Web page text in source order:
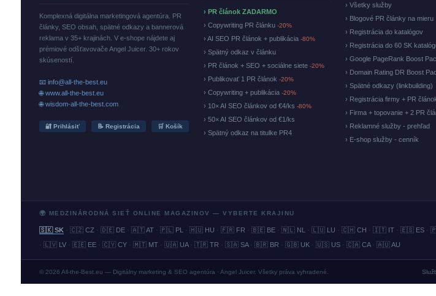
Komplexná digitálna marketingová agentúra. PR
články, SEO obsah, spätné odkazy a bannerová
reklama v 35+ krajinách. V e-shope nájdete aj
prémiové odšťavovače Angel Juicer. 30+ rokov
skúseností.
📧 info@all-the-best.eu
🌐 www.all-the-best.eu
🌐 wisdom-all-the-best.com
🔐 Prihlásiť 📝 Registrácia 🛒 Košík
› PR článok ZADARMO
› Copywriting PR článku -20%
› AI SEO PR článok + publikácia -80%
› Spätný odkaz v článku
› PR článok + SEO + sociálne siete -20%
› Publikovať 1 PR článok -20%
› Copywriting + publikácia -20%
› 10× AI SEO článkov od €4/ks -80%
› 50× AI SEO článkov od €1/ks
› Spätný odkaz na titulke PR4
› Všetky služby
› Blogové PR články na mieru
› Registrácia do katalógov
› Registrácia do 60 SK
› Google PageRank Boost
› Domain Rating DR Boost
› Spätné odkazy (linkbuilding)
› Registrácia firmy + PR
› Firma + topovanie + 2 PR
› Reklamné služby - prehľad
› E-shop služby - cenník
🌍 MEDZINÁRODNÁ SIEŤ ONLINE MAGAZINOV — VYBERTE KRAJINU
🇸🇰 SK · 🇨🇿 CZ · 🇩🇪 DE · 🇦🇹 AT · 🇵🇱 PL · 🇭🇺 HU · 🇫🇷 FR · 🇧🇪 BE · 🇳🇱 NL · 🇱🇺 LU · 🇨🇭 CH · 🇮🇹 IT · 🇪🇸 ES ·
· 🇱🇻 LV · 🇪🇪 EE · 🇨🇾 CY · 🇲🇹 MT · 🇺🇦 UA · 🇹🇷 TR · 🇸🇦 SA · 🇧🇷 BR · 🇬🇧 UK · 🇺🇸 US · 🇨🇦 CA · 🇦🇺 AU
© 2026 All-the-Best.eu — Digitálny marketing & SEO agentúra · Angel Juicer. Všetky práva vyhradené.